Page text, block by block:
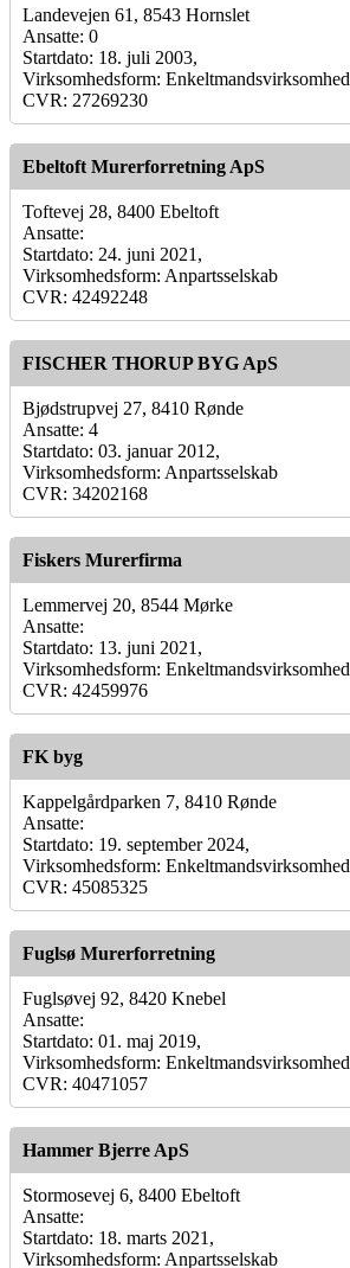
Landevejen 61, 8543 Hornslet
Ansatte: 0
Startdato: 18. juli 2003,
Virksomhedsform: Enkeltmandsvirksomhed
CVR: 27269230
Ebeltoft Murerforretning ApS
Toftevej 28, 8400 Ebeltoft
Ansatte:
Startdato: 24. juni 2021,
Virksomhedsform: Anpartsselskab
CVR: 42492248
FISCHER THORUP BYG ApS
Bjødstrupvej 27, 8410 Rønde
Ansatte: 4
Startdato: 03. januar 2012,
Virksomhedsform: Anpartsselskab
CVR: 34202168
Fiskers Murerfirma
Lemmervej 20, 8544 Mørke
Ansatte:
Startdato: 13. juni 2021,
Virksomhedsform: Enkeltmandsvirksomhed
CVR: 42459976
FK byg
Kappelgårdparken 7, 8410 Rønde
Ansatte:
Startdato: 19. september 2024,
Virksomhedsform: Enkeltmandsvirksomhed
CVR: 45085325
Fuglsø Murerforretning
Fuglsøvej 92, 8420 Knebel
Ansatte:
Startdato: 01. maj 2019,
Virksomhedsform: Enkeltmandsvirksomhed
CVR: 40471057
Hammer Bjerre ApS
Stormosevej 6, 8400 Ebeltoft
Ansatte:
Startdato: 18. marts 2021,
Virksomhedsform: Anpartsselskab